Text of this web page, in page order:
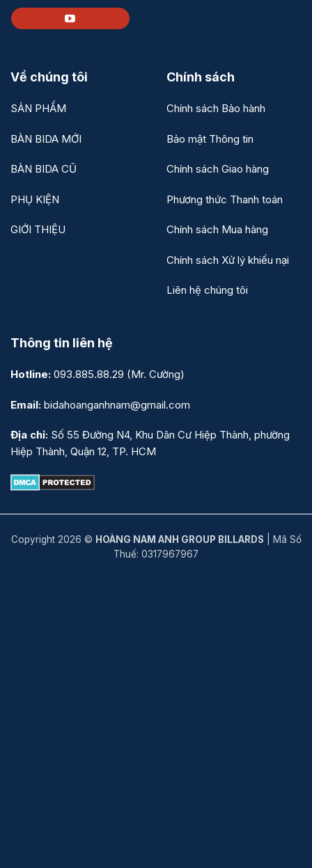
Về chúng tôi
SẢN PHẨM
BÀN BIDA MỚI
BÀN BIDA CŨ
PHỤ KIỆN
GIỚI THIỆU
Chính sách
Chính sách Bảo hành
Bảo mật Thông tin
Chính sách Giao hàng
Phương thức Thanh toán
Chính sách Mua hàng
Chính sách Xử lý khiếu nại
Liên hệ chúng tôi
Thông tin liên hệ
Hotline: 093.885.88.29 (Mr. Cường)
Email: bidahoanganhnam@gmail.com
Địa chỉ: Số 55 Đường N4, Khu Dân Cư Hiệp Thành, phường
Hiệp Thành, Quận 12, TP. HCM
Copyright 2026 © HOÀNG NAM ANH GROUP BILLARDS | Mã Số
Thuế: 0317967967